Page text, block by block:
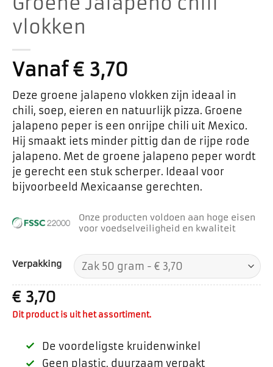
vlokken
Vanaf€3,70
Deze groene jalapeno vlokken zijn ideaal in
chili, soep, eieren en natuurlijk pizza. Groene
jalapeno peper is een onrijpe chili uit Mexico.
Hij smaakt iets minder pittig dan de rijpe rode
jalapeno. Met de groene jalapeno peper wordt
je gerecht een stuk scherper. Ideaal voor
bijvoorbeeld Mexicaanse gerechten.
Onze producten voldoen aan hoge eisen
voor voedselveiligheid en kwaliteit
Verpakking
€3,70
Dit product is uit het assortiment.
De voordeligste kruidenwinkel
Geen plastic, duurzaam verpakt